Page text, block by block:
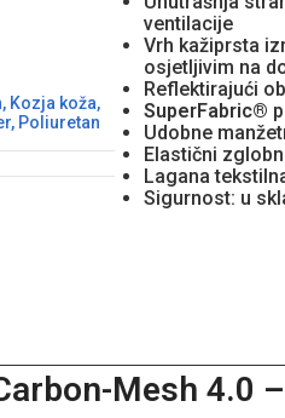
, Kozja koža,
, Poliuretan
ventilacije
Vrh kažiprsta
osjetljivim na
Reflektirajući
SuperFabric®
Udobne
Elastični
Lagana
Sigurnost: u
Mesh 4.0